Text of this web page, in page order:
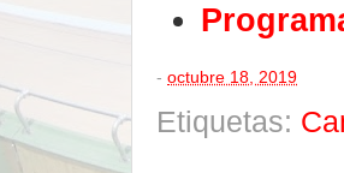
- octubre 18, 2019
Etiquetas: